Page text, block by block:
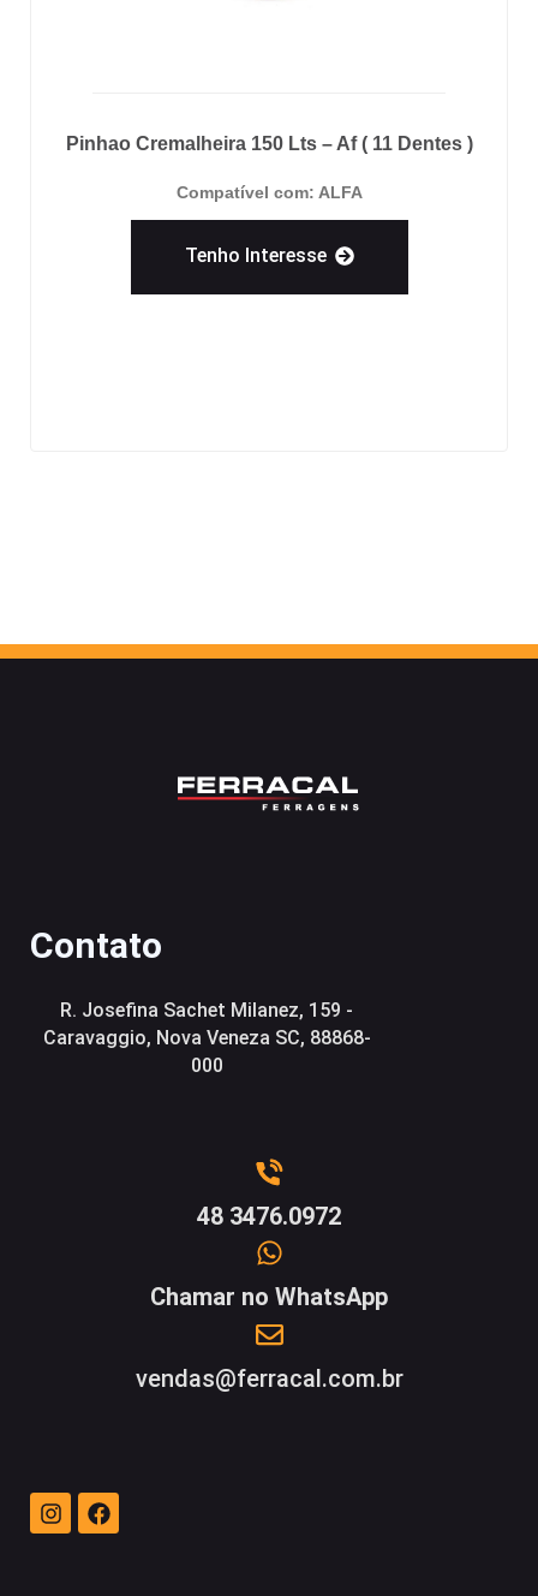
Pinhao Cremalheira 150 Lts – Af ( 11 Dentes )
Compatível com: ALFA
Tenho Interesse
Contato
R. Josefina Sachet Milanez, 159 -
Caravaggio, Nova Veneza SC, 88868-
000
48 3476.0972
Chamar no WhatsApp
vendas@ferracal.com.br